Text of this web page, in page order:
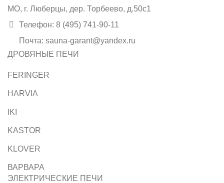
МО, г. Люберцы, дер. Торбеево, д.50с1
Телефон: 8 (495) 741-90-11
Почта: sauna-garant@yandex.ru
ДРОВЯНЫЕ ПЕЧИ
FERINGER
HARVIA
IKI
KASTOR
KLOVER
ВАРВАРА
ЭЛЕКТРИЧЕСКИЕ ПЕЧИ